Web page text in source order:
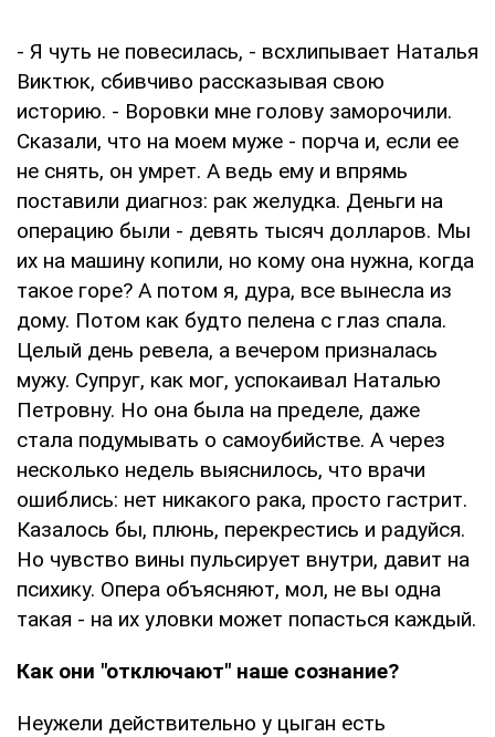
- Я чуть не повесилась, - всхлипывает Наталья
Виктюк, сбивчиво рассказывая свою
историю. - Воровки мне голову заморочили.
Сказали, что на моем муже - порча и, если ее
не снять, он умрет. А ведь ему и впрямь
поставили диагноз: рак желудка. Деньги на
операцию были - девять тысяч долларов. Мы
их на машину копили, но кому она нужна, когда
такое горе? А потом я, дура, все вынесла из
дому. Потом как будто пелена с глаз спала.
Целый день ревела, а вечером призналась
мужу. Супруг, как мог, успокаивал Наталью
Петровну. Но она была на пределе, даже
стала подумывать о самоубийстве. А через
несколько недель выяснилось, что врачи
ошиблись: нет никакого рака, просто гастрит.
Казалось бы, плюнь, перекрестись и радуйся.
Но чувство вины пульсирует внутри, давит на
психику. Опера объясняют, мол, не вы одна
такая - на их уловки может попасться каждый.
Как они "отключают" наше сознание?
Неужели действительно у цыган есть